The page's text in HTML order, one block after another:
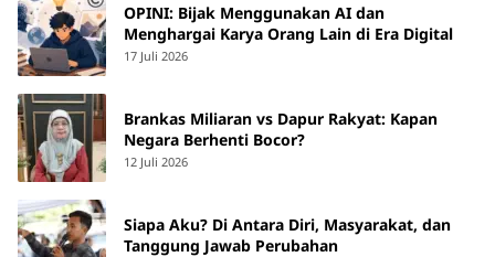
OPINI: Bijak Menggunakan AI dan
Menghargai Karya Orang Lain di Era Digital
17 Juli 2026
Brankas Miliaran vs Dapur Rakyat: Kapan
Negara Berhenti Bocor?
12 Juli 2026
Siapa Aku? Di Antara Diri, Masyarakat, dan
Tanggung Jawab Perubahan